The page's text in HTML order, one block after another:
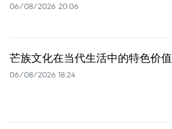
06/08/2026 20:06
芒族文化在当代生活中的特色价值
06/08/2026 18:24